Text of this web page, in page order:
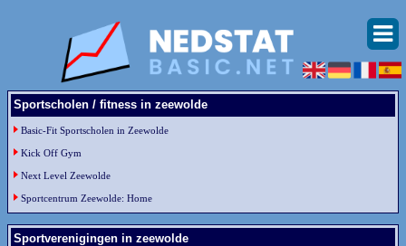
Sportscholen / fitness in zeewolde
Basic-Fit Sportscholen in Zeewolde
Kick Off Gym
Next Level Zeewolde
Sportcentrum Zeewolde: Home
Sportverenigingen in zeewolde